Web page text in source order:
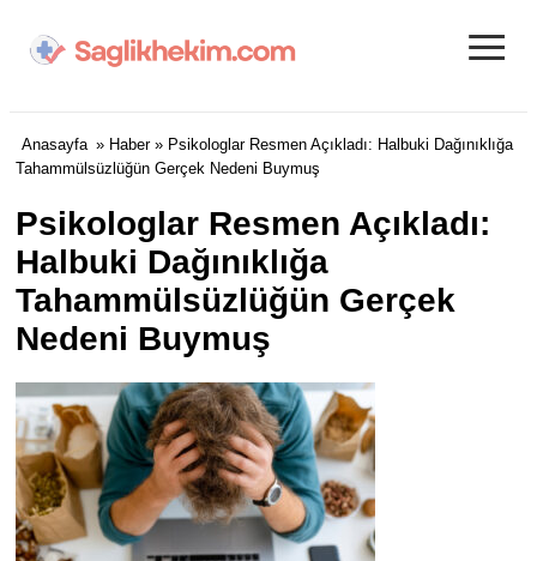
≡
Anasayfa » Haber» Psikologlar Resmen Açıkladı: Halbuki Dağınıklığa
Tahammülsüzlüğün Gerçek Nedeni Buymuş
Psikologlar Resmen Açıkladı:
Halbuki Dağınıklığa
Tahammülsüzlüğün Gerçek
Nedeni Buymuş